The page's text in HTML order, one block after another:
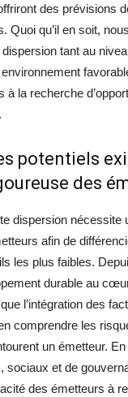
des prévisions
Quoi qu’il en soit,
tant au
à la recherche
potentiels
des
dispersion nécessite
afin de
les plus faibles.
durable au
l’intégration des
comprendre les
un émetteur.
sociaux et de
des émetteurs à